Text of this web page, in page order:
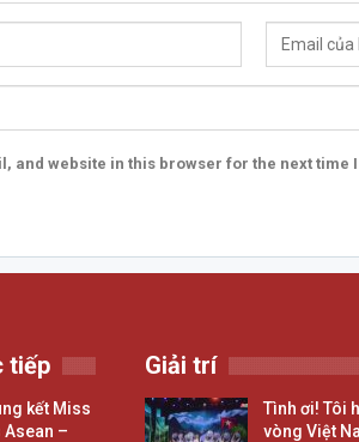
and website in this browser for the next time
tiếp
kết Miss
Asean –
Giải trí
Tình ơi! Tôi
vòng Việt